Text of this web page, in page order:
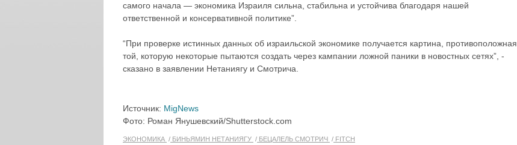
самого начала — экономика Израиля сильна, стабильна и устойчива благодаря нашей
ответственной и консервативной политике”.
“При проверке истинных данных об израильской экономике получается картина, противоположная
той, которую некоторые пытаются создать через кампании ложной паники в новостных сетях”, -
сказано в заявлении Нетаниягу и Смотрича.
Источник: MigNews
Фото: Роман Янушевский/Shutterstock.com
ЭКОНОМИКА БИНЬЯМИН НЕТАНИЯГУ БЕЦАЛЕЛЬ СМОТРИЧ FITCH